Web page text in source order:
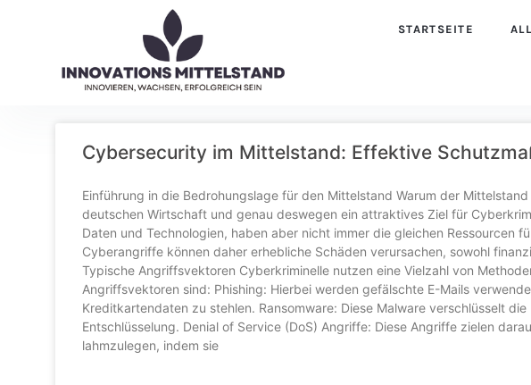
STARTSEITE
Cybersecurity im Mittelstand: Effektive
Einführung in die Bedrohungslage für den Mittelstand Warum der
deutschen Wirtschaft und genau deswegen ein attraktives Ziel für
Daten und Technologien, haben aber nicht immer die gleichen Ressourcen
Cyberangriffe können daher erhebliche Schäden verursachen, sowohl
Typische Angriffsvektoren Cyberkriminelle nutzen eine Vielzahl von
Angriffsvektoren sind: Phishing: Hierbei werden gefälschte E-Mails
Kreditkartendaten zu stehlen. Ransomware: Diese Malware verschlüsselt
Entschlüsselung. Denial of Service (DoS) Angriffe: Diese Angriffe zielen
lahmzulegen, indem sie